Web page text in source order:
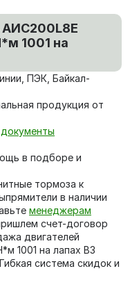
AИC200L8Е
1001 на
ПЭК, Байкал-
продукция от
документы
в подборе и
тормоза к
в наличии
менеджерам
счет-договор
двигателей
1001 на лапах В3
система скидок и